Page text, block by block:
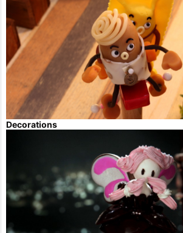
Decorations